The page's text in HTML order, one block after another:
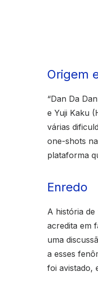
Origem
“Dan Da
e Yuji Kaku
várias
one-shots
plataforma
Enredo
A história de
acredita em
uma
a esses
foi avistado,